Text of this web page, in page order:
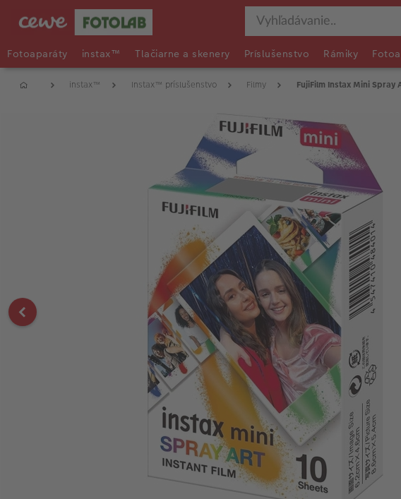
Fotoaparáty instax™ Tlačiarne a skenery Príslušenstvo Rámiky
instax™ Instax™ príslušenstvo Filmy FujiFilm Instax Mini Spray